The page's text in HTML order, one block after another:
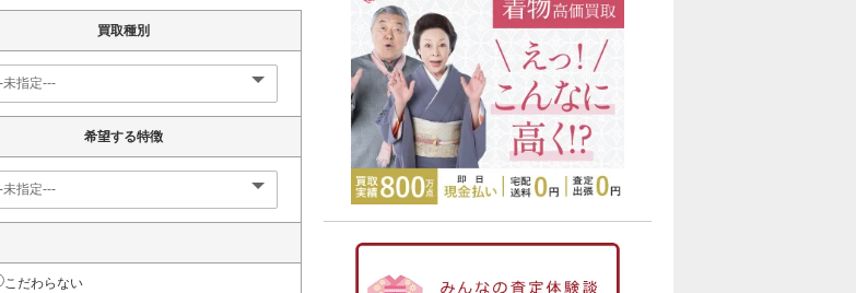
買取種別
希望する特徴
こだわらない